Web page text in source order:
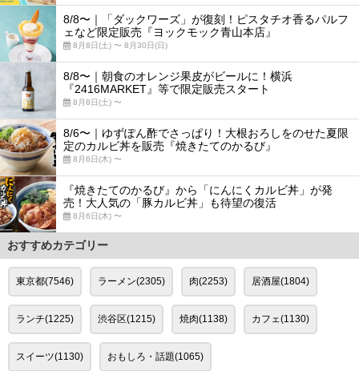
8/8〜｜「ダックワーズ」が復刻！ピスタチオ香るパルフ
ェなど限定販売『ヨックモック青山本店』
8月8日(土) 〜 8月30日(日)
8/8〜｜朝食のオレンジ果皮がビールに！横浜
『2416MARKET』等で限定販売スタート
8月8日(土) 〜
8/6〜｜ゆずぽん酢でさっぱり！大根おろしをのせた夏限
定のカルビ丼を販売『焼きたてのかるび』
8月6日(木) 〜
『焼きたてのかるび』から「にんにくカルビ丼」が発
売！大人気の「豚カルビ丼」も待望の復活
8月6日(木) 〜
おすすめカテゴリー
東京都(7546) ラーメン(2305) 肉(2253) 居酒屋(1804)
ランチ(1225) 渋谷区(1215) 焼肉(1138) カフェ(1130)
スイーツ(1130) おもしろ・話題(1065)